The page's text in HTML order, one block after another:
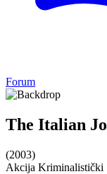
Forum
The Italian
(2003)
Akcija Kriminalistički